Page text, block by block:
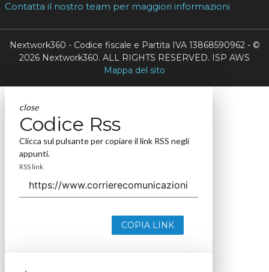
Contatta il nostro team per maggiori informazioni
Nextwork360 - Codice fiscale e Partita IVA 13868590962 - ©
2026 Nextwork360. ALL RIGHTS RESERVED. ISP AWS
Mappa del sito
close
Codice Rss
Clicca sul pulsante per copiare il link RSS negli
appunti.
RSS link
COPIA LINK